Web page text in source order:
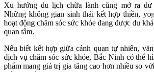
Xu hướng du lịch chữa lành cũng mở ra dư
Những không gian sinh thái kết hợp thiền,
hoạt động chăm sóc sức khỏe đang được du
quan tâm.
Nếu biết kết hợp giữa cảnh quan tự nhiên,
dịch vụ chăm sóc sức khỏe, Bắc Ninh có thể
phẩm mang giá trị gia tăng cao hơn nhiều so